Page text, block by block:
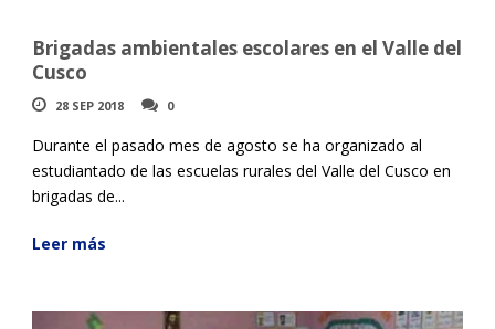
Brigadas ambientales escolares en el Valle del
Cusco
28 SEP 2018 0
Durante el pasado mes de agosto se ha organizado al
estudiantado de las escuelas rurales del Valle del Cusco en
brigadas de...
Leer más